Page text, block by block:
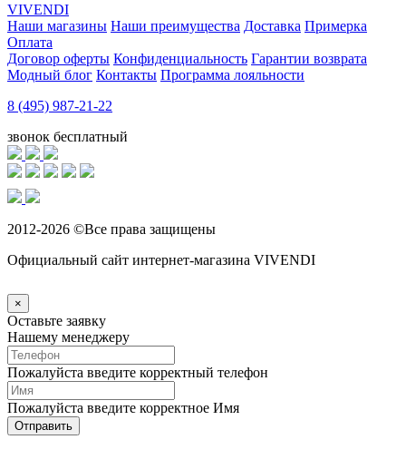
VIVENDI
Наши магазины Наши преимущества Доставка Примерка
Оплата
Договор оферты Конфиденциальность Гарантии возврата
Модный блог Контакты Программа лояльности
8 (495) 987-21-22
звонок бесплатный
2012-2026 ©Все права защищены
Официальный сайт интернет-магазина VIVENDI
×
Оставьте заявку
Нашему менеджеру
Пожалуйста введите корректный телефон
Пожалуйста введите корректное Имя
Отправить